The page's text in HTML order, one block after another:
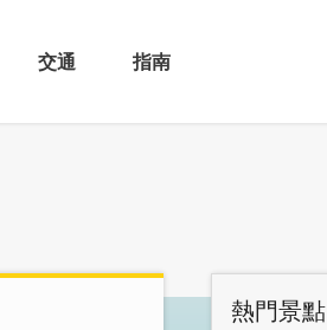
交通 指南
:::
熱門景點